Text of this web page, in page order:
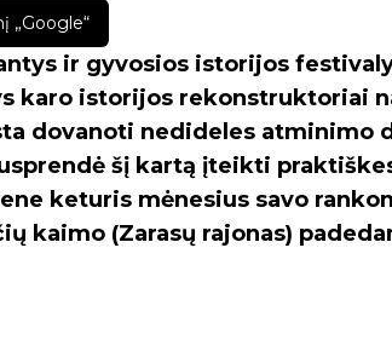
„Google“
ir gyvosios istorijos
karo istorijos rekonstruktoriai
dovanoti nedideles atminimo
šį kartą įteikti
keturis mėnesius savo
kaimo (Zarasų rajonas)